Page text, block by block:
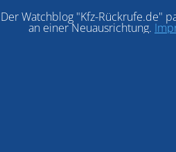
Der Watchblog "Kfz-Rückrufe.de"
an einer Neuausrichtung.